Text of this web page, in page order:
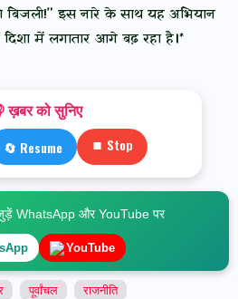
इस नारे के साथ यह अभियान
में लगातार आगे बढ़ रहा है।*
ख़बर को सुनिए
🔄 Resume ⏹ Stop
WhatsApp और YouTube पर
YouTube
पूर्वांचल राजनीति